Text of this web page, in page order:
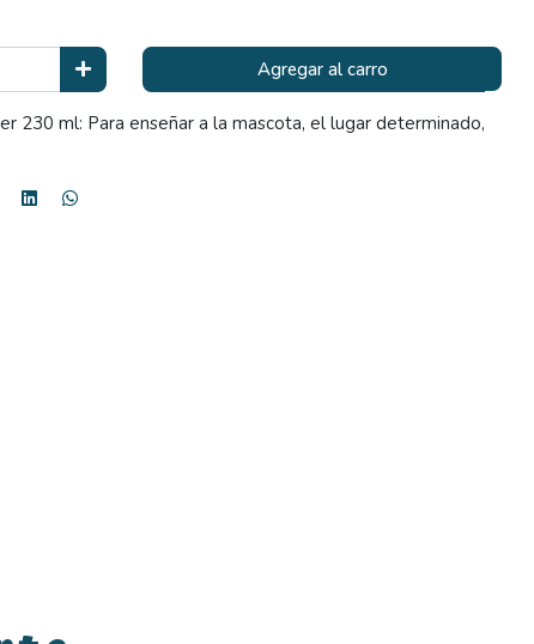
Agregar al carro
230 ml: Para enseñar a la mascota, el lugar determinado,